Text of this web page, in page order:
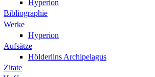
Hyperion
Bibliographie
Werke
Hyperion
Aufsätze
Hölderlins Archipelagus
Zitate